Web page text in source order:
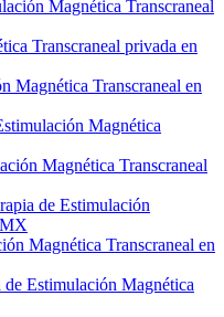
Magnética Transcraneal
Transcraneal privada en
Magnética Transcraneal en
Magnética
Magnética Transcraneal
de Estimulación
Magnética Transcraneal en
Estimulación Magnética